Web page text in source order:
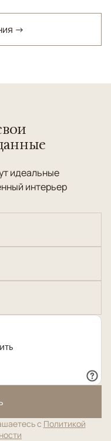
→
идеальные
интерьер
с Политикой